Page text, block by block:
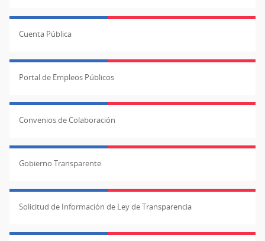
Cuenta Pública
Portal de Empleos Públicos
Convenios de Colaboración
Gobierno Transparente
Solicitud de Información de Ley de Transparencia